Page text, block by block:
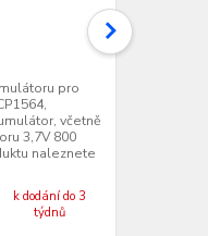
pro
včetně
3,7V 800
naleznete
k dodání do 3
týdnů